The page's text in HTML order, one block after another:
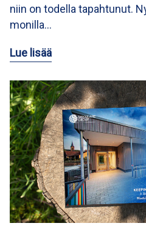
niin on todella tapahtunut.
monilla…
Lue lisää